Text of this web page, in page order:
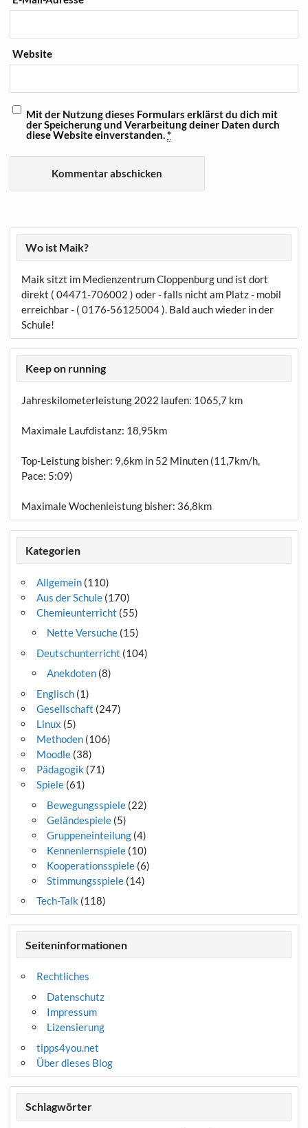
Website
Mit der Nutzung dieses Formulars erklärst du dich mit
der Speicherung und Verarbeitung deiner Daten durch
diese Website einverstanden.*
Wo ist Maik?
Maik sitzt im Medienzentrum Cloppenburg und ist dort
direkt ( 04471-706002 ) oder - falls nicht am Platz - mobil
erreichbar - ( 0176-56125004 ). Bald auch wieder in der
Schule!
Keep on running
Jahreskilometerleistung 2022 laufen: 1065,7 km
Maximale Laufdistanz: 18,95km
Top-Leistung bisher: 9,6km in 52 Minuten (11,7km/h,
Pace: 5:09)
Maximale Wochenleistung bisher: 36,8km
Kategorien
Allgemein(110)
Aus der Schule(170)
Chemieunterricht (55)
Nette Versuche(15)
Deutschunterricht (104)
Anekdoten(8)
Englisch(1)
Gesellschaft (247)
Linux (5)
Methoden(106)
Moodle(38)
Pädagogik (71)
Spiele(61)
Bewegungsspiele(22)
Geländespiele(5)
Gruppeneinteilung(4)
Kennenlernspiele(10)
Kooperationsspiele(6)
Stimmungsspiele(14)
Tech-Talk (118)
Seiteninformationen
Rechtliches
Datenschutz
Impressum
Lizensierung
tipps4you.net
Über dieses Blog
Schlagwörter